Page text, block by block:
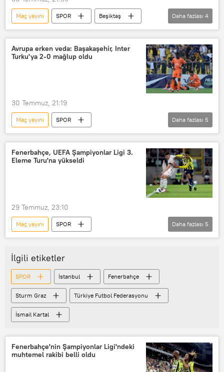
Maç yayını SPOR
Beşiktaş
Maç
tarihi maç
Şampiyonlar Ligi Kupası
UEFA Şampiyonlar Ligi
Daha fazlası 4
Avrupa erken veda: Başakaşehir, Inter
Turku'ya 2-0 mağlup oldu
30 Temmuz, 21:19
Maç yayını
SPOR
RAMS Başakşehir
Başakşehir
İstanbul Başakşehir
UEFA
UEFA Avrupa Konferans Ligi
Daha fazlası 5
Fenerbahçe, UEFA Şampiyonlar Ligi 3.
Eleme Turu'na yükseldi
29 Temmuz, 23:10
Maç yayını
SPOR
Anderson Talisca
Fenerbahçe
Maç
tarihi maç
Şampiyonlar Ligi Kupası
UEFA Şampiyonlar Ligi
Daha fazlası 5
İlgili etiketler
SPOR İstanbul Fenerbahçe
Sturm Graz Türkiye Futbol Federasyonu
İsmail Kartal
Fenerbahçe'nin Şampiyonlar Ligi'ndeki
muhtemel rakibi belli oldu